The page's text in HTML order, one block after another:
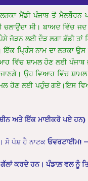
ਮੈਂਡੀ ਪੰਜਾਬ ਤੋਂ
ਸੀ। ਬਾਅਦ ਵਿੱਚ
ਜੋੜਨ ਲਈ ਦੌੜ ਲਗਾ ਛੱਡੀ ਤਾਂ
ਇੱਕ ਪ੍ਰਿੰਸ ਨਾਮ ਦਾ ਲੜਕਾ
ਵਿੱਚ ਸ਼ਾਮਲ ਹੋਣ ਲਈ
ਉਹ ਵਿਆਹ ਵਿੱਚ
ਹੋਣ ਲਈ ਪਹੁੰਚ ਗਏ।ਇਸ
ਅਤੇ ਇੱਕ ਮਾਈਕਰੋ ਪਏ ਹਨ)
ਸੋ ਪੇਸ਼ ਹੈ ਨਾਟਕਓਵਰਟਾਈਮ!
ਕਰਦੇ ਹਨ। ਪੰਡਾਲ਼ ਵਲ ਨੂੰ